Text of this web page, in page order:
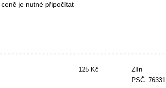
je nutné připočítat
125 Kč
Zlín
PSČ: 76331